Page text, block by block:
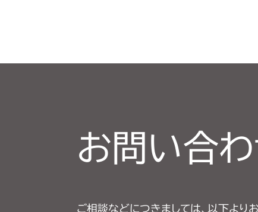
お問い合
ご相談などにつきましては、以下より